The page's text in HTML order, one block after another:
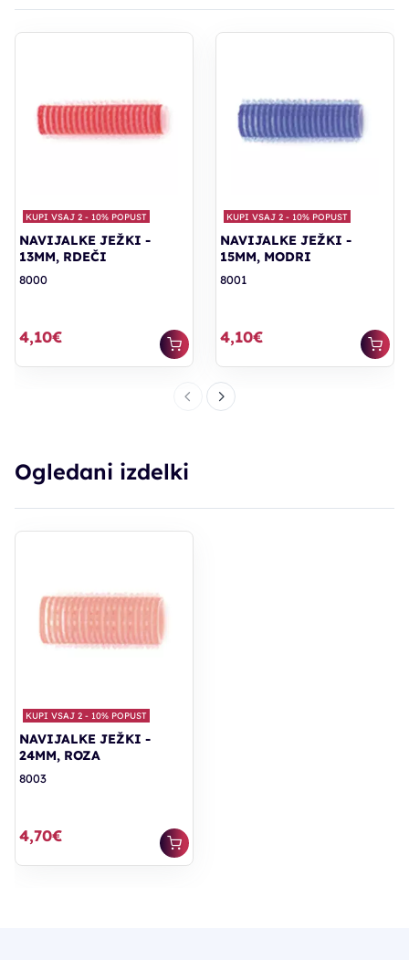
KUPI VSAJ 2 - 10% POPUST
NAVIJALKE JEŽKI -
13MM, RDEČI
8000
4,10€
KUPI VSAJ 2 - 10% POPUST
NAVIJALKE JEŽKI -
15MM, MODRI
8001
4,10€
Ogledani izdelki
KUPI VSAJ 2 - 10% POPUST
NAVIJALKE JEŽKI -
24MM, ROZA
8003
4,70€